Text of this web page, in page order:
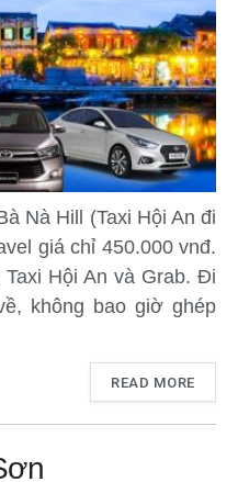
Nà Hill (Taxi Hội An đi
giá chỉ 450.000 vnđ.
Hội An và Grab. Đi
không bao giờ ghép
READ MORE